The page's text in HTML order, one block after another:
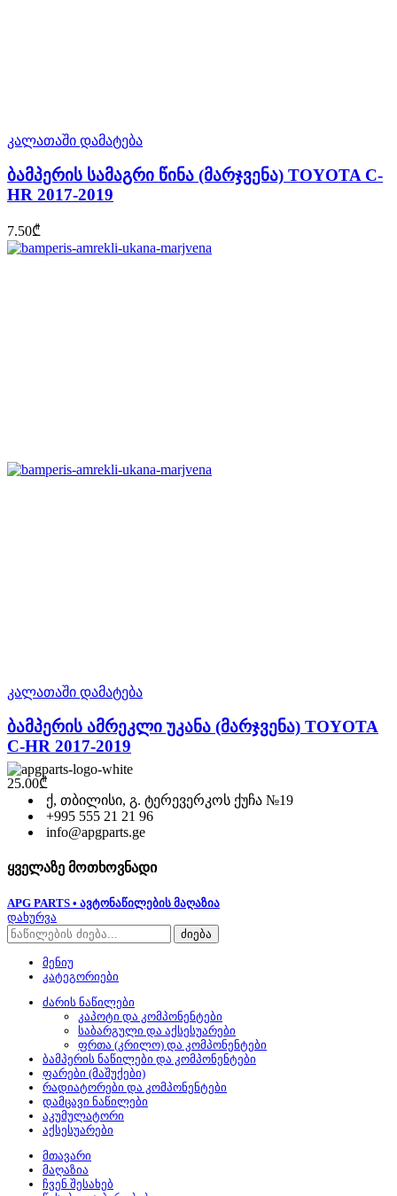
კალათაში დამატება
ბამპერის სამაგრი წინა (მარჯვენა) TOYOTA C-
HR 2017-2019
7.50₾
კალათაში დამატება
ბამპერის ამრეკლი უკანა (მარჯვენა) TOYOTA
C-HR 2017-2019
25.00₾
ქ, თბილისი, გ. ტერევერკოს ქუჩა №19
+995 555 21 21 96
info@apgparts.ge
ყველაზე მოთხოვნადი
APG PARTS • ავტონაწილების მაღაზია
დახურვა
ძიება
მენიუ
კატეგორიები
ძარის ნაწილები
კაპოტი და კომპონენტები
საბარგული და აქსესუარები
ფრთა (კრილო) და კომპონენტები
ბამპერის ნაწილები და კომპონენტები
ფარები (მაშუქები)
რადიატორები და კომპონენტები
დამცავი ნაწილები
აკუმულატორი
აქსესუარები
მთავარი
მაღაზია
ჩვენ შესახებ